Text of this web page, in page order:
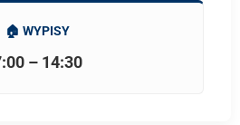
🏠 WYPISY
– 14:30